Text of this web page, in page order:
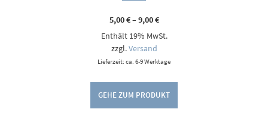
5,00€–9,00€Preisspanne:
bis
Enthält 19% MwSt.
zzgl.Versand
Lieferzeit: ca. 6-9 Werktage
GEHE ZUM PRODUKT